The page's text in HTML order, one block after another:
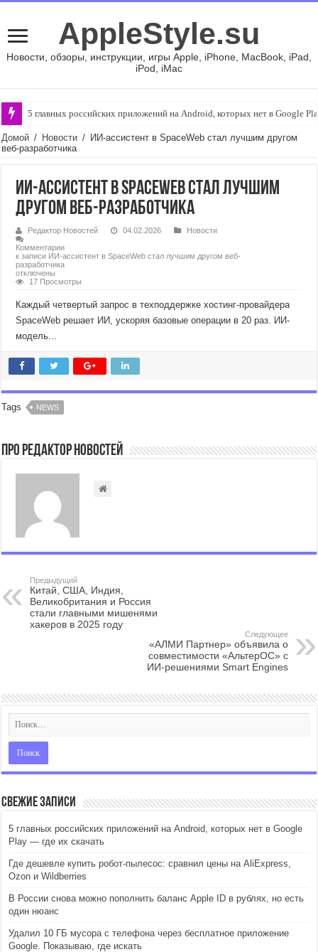
AppleStyle.su
Новости, обзоры, инструкции, игры Apple, iPhone, MacBook, iPad,
iPod, iMac
5 главных российских приложений на Android, которых нет в Google
Домой / Новости / ИИ-ассистент в SpaceWeb стал лучшим другом
веб-разработчика
ИИ-ассистент в SpaceWeb стал лучшим
другом веб-разработчика
Редактор Новостей 04.02.2026
Новости
Комментарии
к записи ИИ-ассистент в SpaceWeb стал лучшим другом веб-
разработчика
отключены
17 Просмотры
Каждый четвертый запрос в техподдержке хостинг-провайдера
SpaceWeb решает ИИ, ускоряя базовые операции в 20 раз. ИИ-
модель...
Tags NEWS
Про Редактор Новостей
Предыдущий
Китай, США, Индия,
Великобритания и Россия
стали главными мишенями
хакеров в 2025 году
Следующее
«АЛМИ Партнер» объявила о
совместимости «АльтерОС» с
ИИ-решениями Smart Engines
Свежие записи
5 главных российских приложений на Android, которых нет в Google
Play — где их скачать
Где дешевле купить робот-пылесос: сравнил цены на AliExpress,
Ozon и Wildberries
В России снова можно пополнить баланс Apple ID в рублях, но есть
один нюанс
Удалил 10 ГБ мусора с телефона через бесплатное приложение
Google. Показываю, где искать